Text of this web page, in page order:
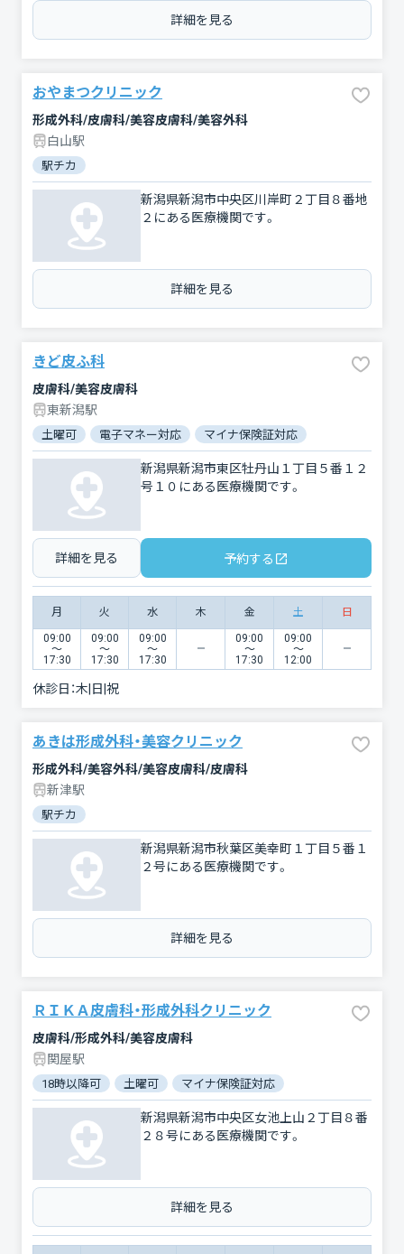
詳細を見る
おやまつクリニック
形成外科/皮膚科/美容皮膚科/美容外科
白山駅
駅チカ
新潟県新潟市中央区川岸町２丁目８番地
２にある医療機関です。
詳細を見る
きど皮ふ科
皮膚科/美容皮膚科
東新潟駅
土曜可 電子マネー対応 マイナ保険証対応
新潟県新潟市東区牡丹山１丁目５番１２
号１０にある医療機関です。
詳細を見る 予約する
月 火 水 木 金 土 日
09:00
〜
17:30
09:00
〜
17:30
09:00
〜
17:30
09:00
〜
17:30
09:00
〜
12:00
休診日：木|日|祝
あきは形成外科・美容クリニック
形成外科/美容外科/美容皮膚科/皮膚科
新津駅
駅チカ
新潟県新潟市秋葉区美幸町１丁目５番１
２号にある医療機関です。
詳細を見る
ＲＩＫＡ皮膚科・形成外科クリニック
皮膚科/形成外科/美容皮膚科
関屋駅
18時以降可 土曜可 マイナ保険証対応
新潟県新潟市中央区女池上山２丁目８番
２８号にある医療機関です。
詳細を見る